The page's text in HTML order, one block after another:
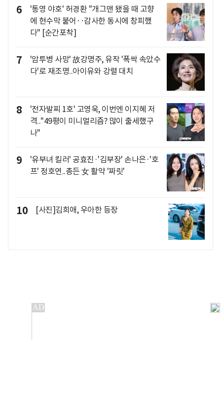
6
'통영 야호' 허경환 "개그맨 됐을 때 고향
에 현수막 붙어‥감사한 동시에 창피했
다" [순간포착]
7
'암투병 사망' 故강명주, 유작 '폭싹 속았수
다'로 재조명..아이유와 강렬 대치
8
'전자발찌 1호' 고영욱, 이번엔 이지혜 저
격.."49평이 미니멀리즘? 많이 출세했구
나"
9
'유부녀 킬러' 공효진·'김부장' 손나은·'호
프' 정호연..총든 女 활약 '짜릿'
10 [사진]김희애, 우아한 등장